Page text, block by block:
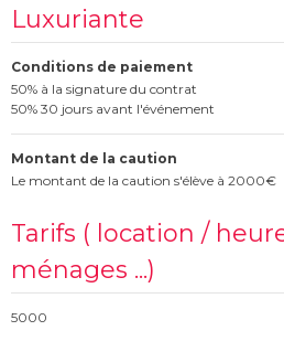
Luxuriante
Conditions de paiement
50% à la signature du contrat
50% 30 jours avant l'événement
Montant de la caution
Le montant de la caution s'élève à 2000€
Tarifs ( location /
ménages ...)
5000